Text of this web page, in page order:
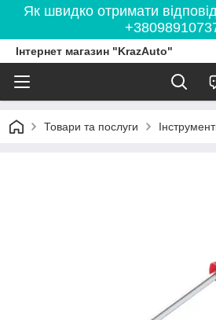
Як швидко отримати
Інтернет магазин "KrazAuto"
Товари та послуги